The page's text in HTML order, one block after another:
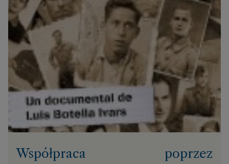
Współpraca poprzez